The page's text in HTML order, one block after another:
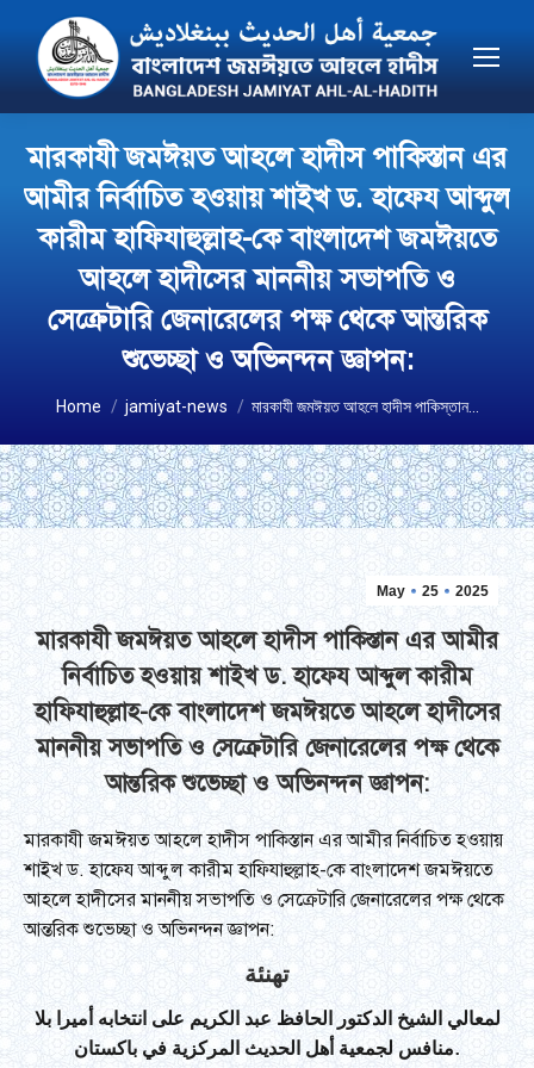
মারকাযী জমঈয়ত আহলে হাদীস পাকিস্তান এর
আমীর নির্বাচিত হওয়ায় শাইখ ড. হাফেয আব্দুল
কারীম হাফিযাহুল্লাহ-কে বাংলাদেশ জমঈয়তে
আহলে হাদীসের মাননীয় সভাপতি ও
সেক্রেটারি জেনারেলের পক্ষ থেকে আন্তরিক
শুভেচ্ছা ও অভিনন্দন জ্ঞাপন:
You are here:
Home jamiyat-news মারকাযী জমঈয়ত আহলে হাদীস পাকিস্তান…
May 25 2025
মারকাযী জমঈয়ত আহলে হাদীস পাকিস্তান এর আমীর
নির্বাচিত হওয়ায় শাইখ ড. হাফেয আব্দুল কারীম
হাফিযাহুল্লাহ-কে বাংলাদেশ জমঈয়তে আহলে হাদীসের
মাননীয় সভাপতি ও সেক্রেটারি জেনারেলের পক্ষ থেকে
আন্তরিক শুভেচ্ছা ও অভিনন্দন জ্ঞাপন:
মারকাযী জমঈয়ত আহলে হাদীস পাকিস্তান এর আমীর নির্বাচিত হওয়ায়
শাইখ ড. হাফেয আব্দুল কারীম হাফিযাহুল্লাহ-কে বাংলাদেশ জমঈয়তে
আহলে হাদীসের মাননীয় সভাপতি ও সেক্রেটারি জেনারেলের পক্ষ থেকে
আন্তরিক শুভেচ্ছা ও অভিনন্দন জ্ঞাপন:
تهنئة
لمعالي الشيخ الدكتور الحافظ عبد الكريم على انتخابه أميرا بلا
منافس لجمعية أهل الحديث المركزية في باكستان.